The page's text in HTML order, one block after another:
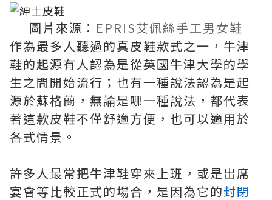
圖片來源： EPRIS艾佩絲手工男女鞋
作為最多人聽過的真皮鞋款式之一，牛津
鞋的起源有人認為是從英國牛津大學的學
生之間開始流行；也有一種說法認為是起
源於蘇格蘭，無論是哪一種說法，都代表
著這款皮鞋不僅舒適方便，也可以適用於
各式情景。
許多人最常把牛津鞋穿來上班，或是出席
宴會等比較正式的場合，是因為它的封閉